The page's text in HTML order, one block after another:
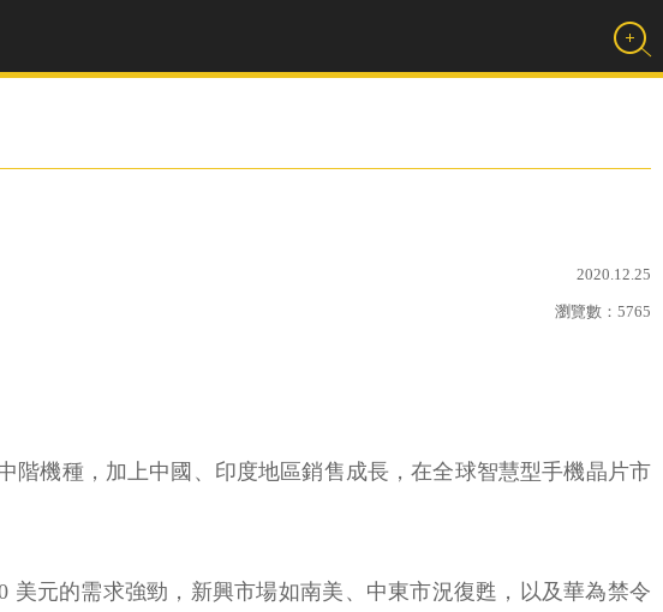
2020.12.25
瀏覽數： 5765
階機種，加上中國、印度地區銷售成長，在全球智慧型手機晶片市
美元的需求強勁，新興市場如南美、中東市況復甦，以及華為禁令